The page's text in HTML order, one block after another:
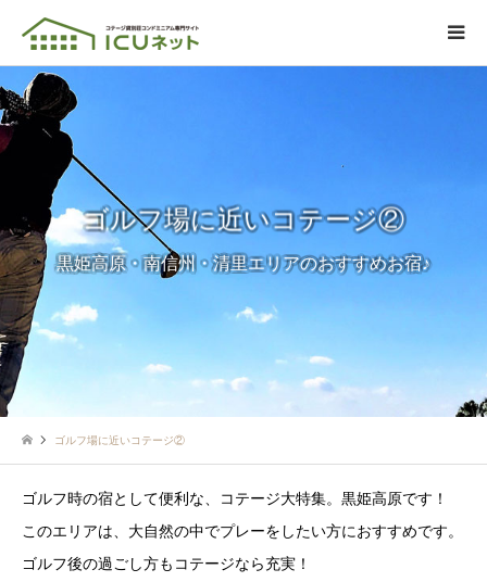
ゴルフ場に近いコテージ②
黒姫高原・南信州・清里エリアのおすすめお宿♪
ゴルフ場に近いコテージ②
ゴルフ時の宿として便利な、コテージ大特集。黒姫高原です！
このエリアは、大自然の中でプレーをしたい方におすすめです。
ゴルフ後の過ごし方もコテージなら充実！